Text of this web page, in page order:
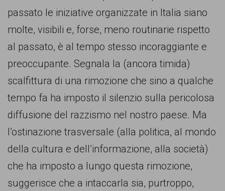
pari
opportunità
garanzia
dei
diritti
cittadinanza
per
passato le iniziative organizzate in Italia siano
molte, visibili e, forse, meno routinarie rispetto
al passato, è al tempo stesso incoraggiante e
preoccupante. Segnala la (ancora timida)
scalfittura di una rimozione che sino a qualche
tempo fa ha imposto il silenzio sulla pericolosa
diffusione del razzismo nel nostro paese. Ma
l’ostinazione trasversale (alla politica, al mondo
della cultura e dell’informazione, alla società)
che ha imposto a lungo questa rimozione,
suggerisce che a intaccarla sia, purtroppo,